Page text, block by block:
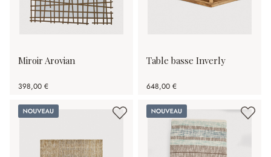
Miroir Arovian
398,00 €
Table basse Inverly
648,00 €
Nouveau Nouveau